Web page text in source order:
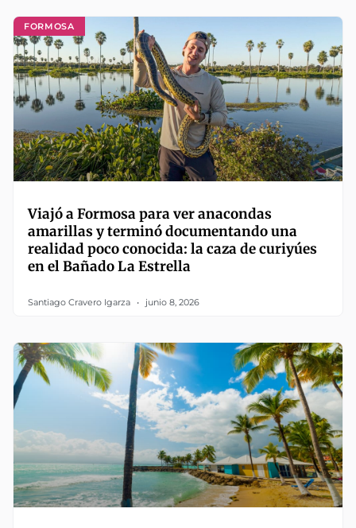
FORMOSA
Viajó a Formosa para ver anacondas
amarillas y terminó documentando una
realidad poco conocida: la caza de curiyúes
en el Bañado La Estrella
Santiago Cravero Igarza junio 8, 2026